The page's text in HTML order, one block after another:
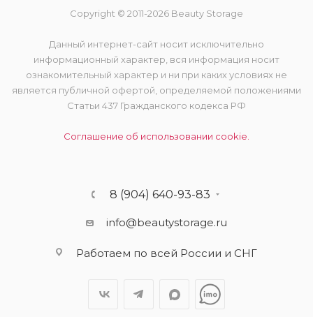
Copyright © 2011-2026 Beauty Storage
Данный интернет-сайт носит исключительно
информационный характер, вся информация носит
ознакомительный характер и ни при каких условиях не
является публичной офертой, определяемой положениями
Статьи 437 Гражданского кодекса РФ
Соглашение об использовании cookie.
8 (904) 640-93-83
info@beautystorage.ru
Работаем по всей России и СНГ